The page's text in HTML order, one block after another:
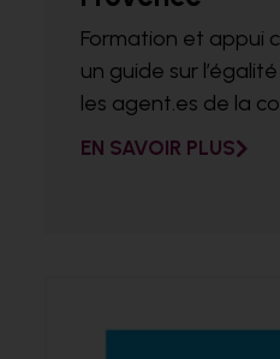
Formation et appui
un guide sur
les agent.es de la
EN SAVOIR PLUS